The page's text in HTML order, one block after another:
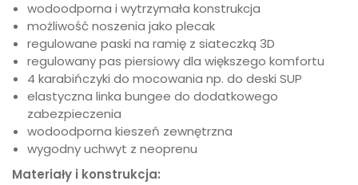
wodoodporna i wytrzymała konstrukcja
możliwość noszenia jako plecak
regulowane paski na ramię z siateczką 3D
regulowany pas piersiowy dla większego komfortu
4 karabińczyki do mocowania np. do deski SUP
elastyczna linka bungee do dodatkowego
zabezpieczenia
wodoodporna kieszeń zewnętrzna
wygodny uchwyt z neoprenu
Materiały i konstrukcja: